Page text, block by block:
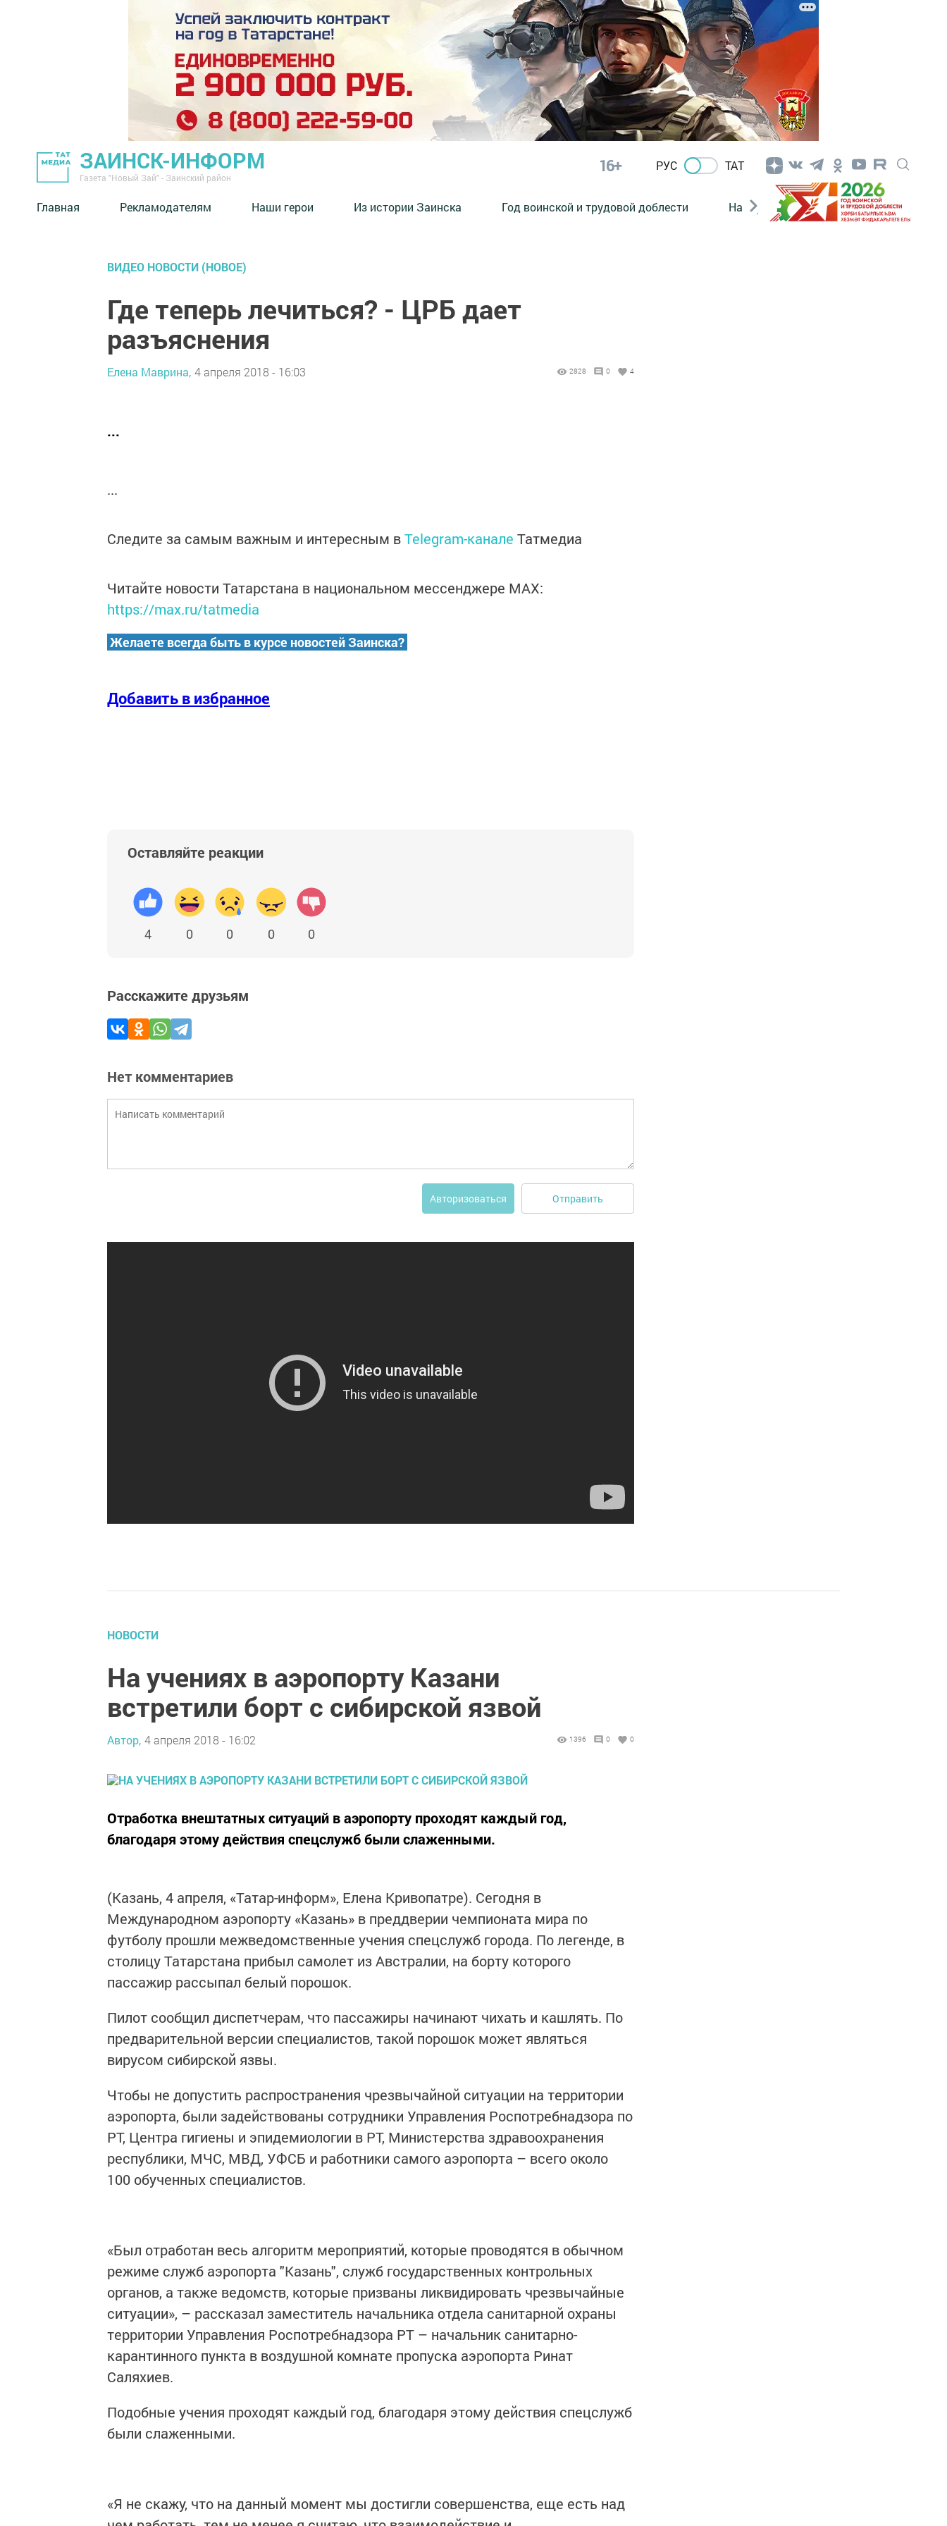
ЗАИНСК-ИНФОРМ
Газета "Новый Зай" - Заинский район
16+ РУС ТАТ
Главная Рекламодателям Наши герои Из истории Заинска Год воинской и трудовой доблести Нацпроекты Поколение будущего
ВИДЕО НОВОСТИ (НОВОЕ)
Где теперь лечиться? - ЦРБ дает
разъяснения
Елена Маврина, 4 апреля 2018 - 16:03 2828 0 4
...
...
Следите за самым важным и интересным вTelegram-канале Татмедиа
Читайте новости Татарстана в национальном мессенджере MАХ:
https://max.ru/tatmedia
Желаете всегда быть в курсе новостей Заинска?
Добавить в избранное
Оставляйте реакции
4 0 0 0 0
Расскажите друзьям
Нет комментариев
Авторизоваться Отправить
НОВОСТИ
На учениях в аэропорту Казани
встретили борт с сибирской язвой
Автор, 4 апреля 2018 - 16:02 1396 0 0
Отработка внештатных ситуаций в аэропорту проходят каждый год,
благодаря этому действия спецслужб были слаженными.
(Казань, 4 апреля, «Татар-информ», Елена Кривопатре). Сегодня в
Международном аэропорту «Казань» в преддверии чемпионата мира по
футболу прошли межведомственные учения спецслужб города. По легенде, в
столицу Татарстана прибыл самолет из Австралии, на борту которого
пассажир рассыпал белый порошок.
Пилот сообщил диспетчерам, что пассажиры начинают чихать и кашлять. По
предварительной версии специалистов, такой порошок может являться
вирусом сибирской язвы.
Чтобы не допустить распространения чрезвычайной ситуации на территории
аэропорта, были задействованы сотрудники Управления Роспотребнадзора по
РТ, Центра гигиены и эпидемиологии в РТ, Министерства здравоохранения
республики, МЧС, МВД, УФСБ и работники самого аэропорта – всего около
100 обученных специалистов.
«Был отработан весь алгоритм мероприятий, которые проводятся в обычном
режиме служб аэропорта "Казань", служб государственных контрольных
органов, а также ведомств, которые призваны ликвидировать чрезвычайные
ситуации», – рассказал заместитель начальника отдела санитарной охраны
территории Управления Роспотребнадзора РТ – начальник санитарно-
карантинного пункта в воздушной комнате пропуска аэропорта Ринат
Саляхиев.
Подобные учения проходят каждый год, благодаря этому действия спецслужб
были слаженными.
«Я не скажу, что на данный момент мы достигли совершенства, еще есть над